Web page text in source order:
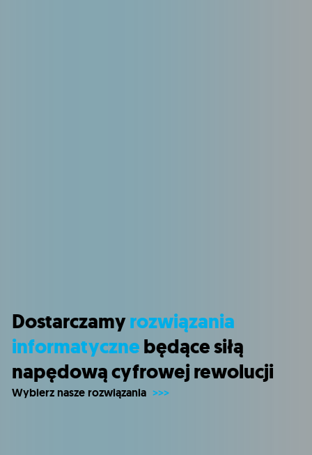
Dostarczamyrozwiązania
informatycznebędące siłą
napędową cyfrowej rewolucji
Wybierz nasze rozwiązania